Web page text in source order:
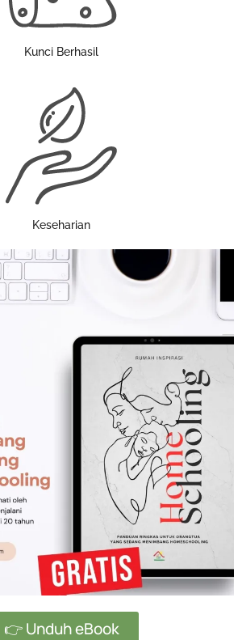
Kunci Berhasil
Keseharian
👉 Unduh eBook